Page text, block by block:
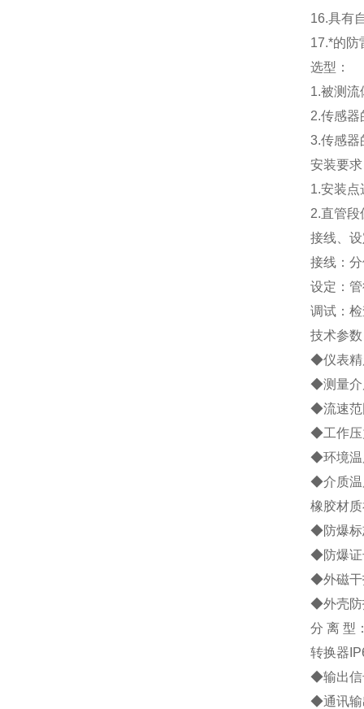
16.具有
17.*的防
选型：
1.被测流
2.传感器
3.传感器
安装要
1.安装点
2.直管段
接线、
接线：
设定：
调试：
技术参数
◆仪表精
◆测量介
◆流速范
◆工作压
◆环境
◆介质温
橡胶材
◆防爆标
◆防爆证
◆外磁干
◆外壳防
分 离 型
转换器
◆输出信
◆通讯输